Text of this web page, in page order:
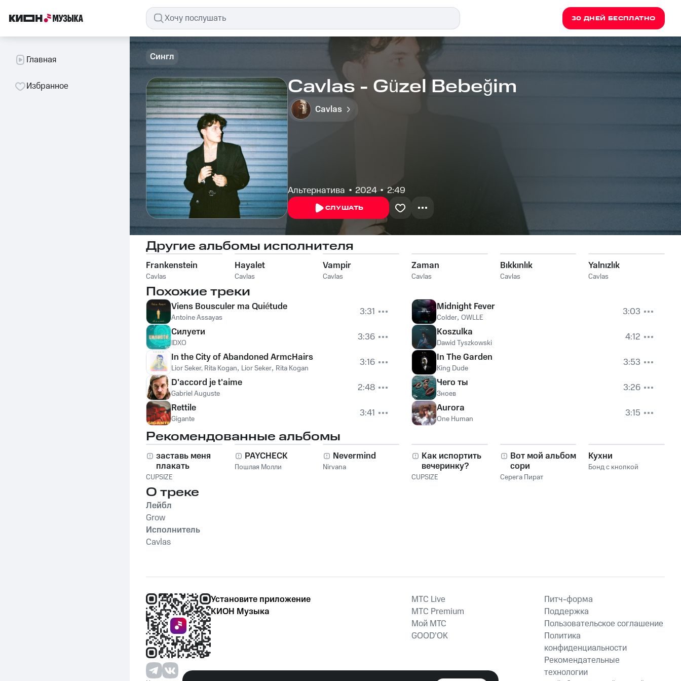
30 ДНЕЙ БЕСПЛАТНО
Главная
Избранное
Сингл
Cavlas - Güzel Bebeğim
Cavlas
Альтернатива 2024 2:49
СЛУШАТЬ
Другие альбомы исполнителя
Frankenstein
Cavlas
Hayalet
Cavlas
Vampir
Cavlas
Zaman
Cavlas
Bıkkınlık
Cavlas
Yalnızlık
Cavlas
Похожие треки
Viens Bousculer ma Quiétude
Antoine Assayas
3:31
Силуети
IDXO
3:36
In the City of Abandoned ArmcHairs
Lior Seker, Rita Kogan, Lior Seker, Rita Kogan
3:16
D'accord je t'aime
Gabriel Auguste
2:48
Rettile
Gigante 3:41
Midnight Fever
Colder, OWLLE
3:03
Koszulka
Dawid Tyszkowski
4:12
In The Garden
King Dude
3:53
Чего ты
Зноев
3:26
Aurora
One Human 3:15
Рекомендованные альбомы
заставь меня
плакать
CUPSIZE
PAYCHECK
Пошлая Молли
Nevermind
Nirvana
Как испортить
вечеринку?
CUPSIZE
Вот мой альбом,
сори
Серега Пират
Кухни
Бонд с кнопкой
О треке
Лейбл
Grow
Исполнитель
Cavlas
Установите приложение
КИОН Музыка
MTС Live
MTС Premium
Мой МТС
GOOD’OK
Питч-форма
Поддержка
Пользовательское соглашение
Политика
конфиденциальности
Рекомендательные
технологии